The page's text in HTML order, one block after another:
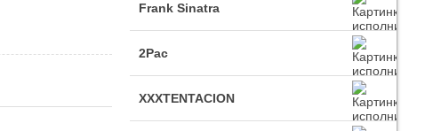
Frank Sinatra
2Pac
XXXTENTACION